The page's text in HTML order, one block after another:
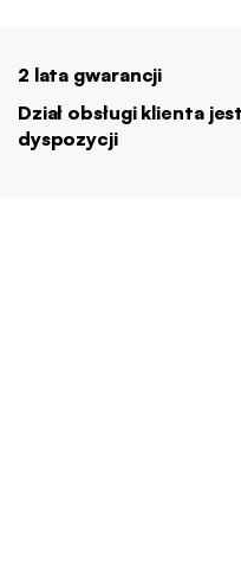
2 lata gwarancji
Dział obsługi klienta
dyspozycji